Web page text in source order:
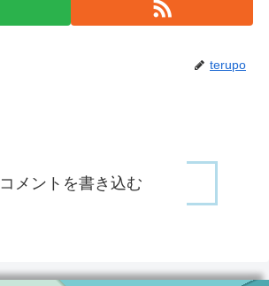
terupo
コメントを書き込む